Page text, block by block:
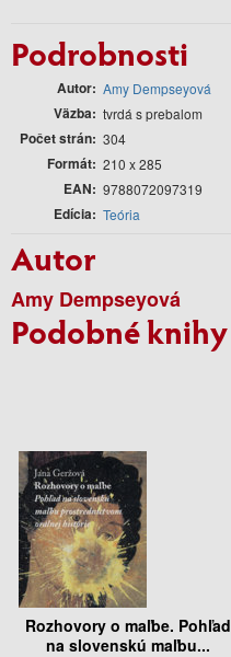
Podrobnosti
Autor Amy Dempseyová
Väzba tvrdá s prebalom
Počet strán 304
Formát 210 x 285
EAN 9788072097319
Edícia Teória
Autor
Amy Dempseyová
Podobné knihy
Rozhovory o maľbe. Pohľad
na slovenskú maľbu...